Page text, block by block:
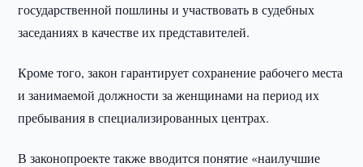
государственной пошлины и участвовать в судебных
заседаниях в качестве их представителей.
Кроме того, закон гарантирует сохранение рабочего места
и занимаемой должности за женщинами на период их
пребывания в специализированных центрах.
В законопроекте также вводится понятие «наилучшие